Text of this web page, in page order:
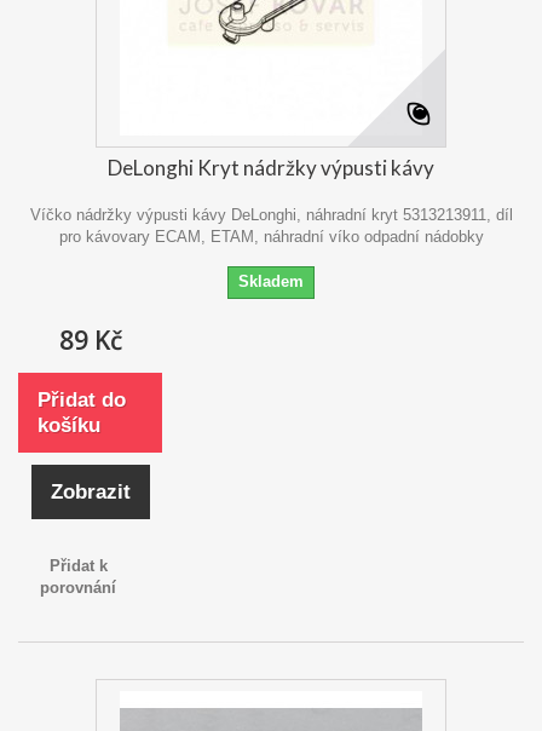
DeLonghi Kryt nádržky výpusti kávy
Víčko nádržky výpusti kávy DeLonghi, náhradní kryt 5313213911, díl
pro kávovary ECAM, ETAM, náhradní víko odpadní nádobky
Skladem
89 Kč
Přidat do
košíku
Zobrazit
Přidat k
porovnání